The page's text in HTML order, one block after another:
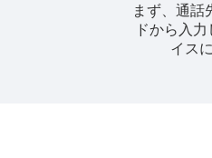
まず、通話
ドから入力
イス